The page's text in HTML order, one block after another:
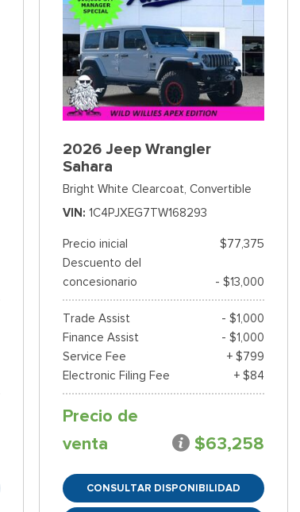
2026 Jeep Wrangler
Sahara
Bright White Clearcoat, Convertible
VIN 1C4PJXEG7TW168293
Precio inicial
$77,375
Descuento del
concesionario
- $13,000
Trade Assist
- $1,000
Finance Assist
- $1,000
Service Fee
+ $799
Electronic Filing Fee
+ $84
Precio de
venta
$63,258
CONSULTAR DISPONIBILIDAD